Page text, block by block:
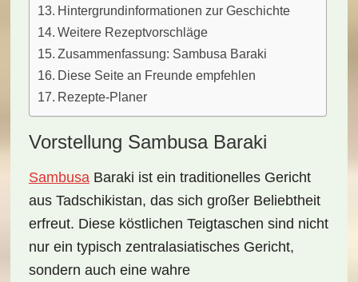
Hintergrundinformationen zur Geschichte
Weitere Rezeptvorschläge
Zusammenfassung: Sambusa Baraki
Diese Seite an Freunde empfehlen
Rezepte-Planer
Vorstellung Sambusa Baraki
SambusaBaraki ist ein traditionelles Gericht
aus Tadschikistan, das sich großer Beliebtheit
erfreut. Diese köstlichen Teigtaschen sind nicht
nur ein typisch zentralasiatisches Gericht,
sondern auch eine wahre